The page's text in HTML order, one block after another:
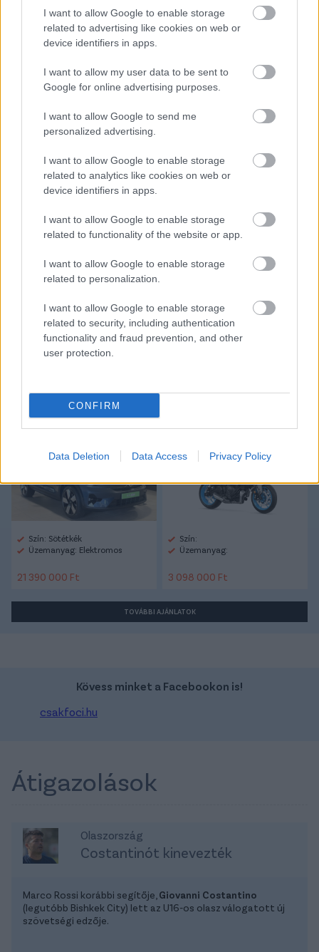
I want to allow Google to enable storage
related to advertising like cookies on web or
device identifiers in apps.
I want to allow my user data to be sent to
Google for online advertising purposes.
I want to allow Google to send me
personalized advertising.
I want to allow Google to enable storage
related to analytics like cookies on web or
device identifiers in apps.
I want to allow Google to enable storage
related to functionality of the website or app.
I want to allow Google to enable storage
related to personalization.
I want to allow Google to enable storage
related to security, including authentication
functionality and fraud prevention, and other
user protection.
CONFIRM
Data Deletion Data Access Privacy Policy
Jan Van Daele, a DAC sportigazgatója ugyan azt
mondta a napokban, hogy a Ferencváros elképzelései
számukra nem megfelelőek, ezért nem igazolták le
Szánthó Regőt. A csakfoci.hu azonban úgy tudja, van
még esély arra, hogy a magyar szélső a DAC-nál
kössön ki.
Itt állíthatod be, hogy a Csakfoci az elsők
között legyen a Google-találatokban
Tetszett a cikk? Megosztanád?
Email küldés
#PORTO
#MAURIZIO SARRI
Volvo Ex40
Szín: Sötétkék
Üzemanyag: Elektromos
21 390 000 Ft
Yamaha Mt-07
Szín:
Üzemanyag:
3 098 000 Ft
TOVÁBBI AJÁNLATOK
Kövess minket a Facebookon is!
csakfoci.hu
Átigazolások
Olaszország
Costantinót kinevezték
Marco Rossi korábbi segítője,Giovanni Costantino
(legutóbb Bishkek City) lett az U16-os olasz válogatott új
szövetségi edzője.